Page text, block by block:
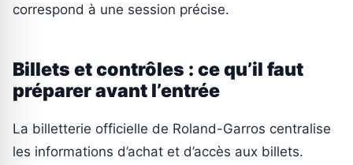
correspond à une session précise.
Billets et contrôles : ce qu’il faut
préparer avant l’entrée
La billetterie officielle de Roland-Garros centralise
les informations d’achat et d’accès aux billets.